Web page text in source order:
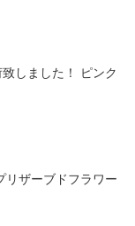
しました！ ピンク
リザーブドフラワー